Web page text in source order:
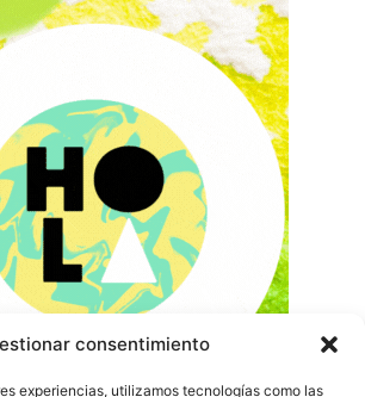
consentimiento
experiencias, utilizamos tecnologías como las